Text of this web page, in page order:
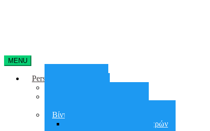
MENU
Personal Training
Βίντεο Γυμναστικής
Απώλεια Βάρους 90 Ημερών